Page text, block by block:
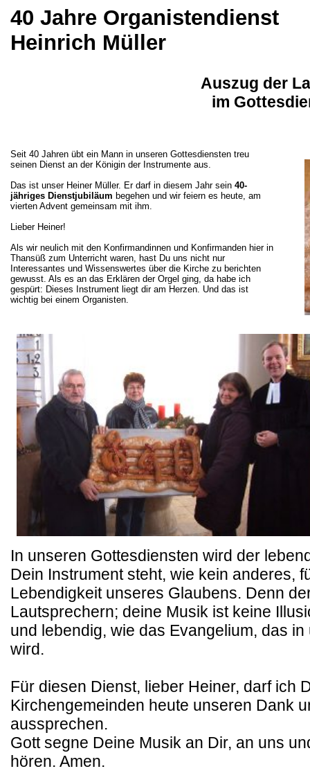
40 Jahre Organistendienst
Heinrich Müller
Auszug der
im
Seit 40 Jahren übt ein Mann in unseren Gottesdiensten treu
seinen Dienst an der Königin der Instrumente aus.
Das ist unser Heiner Müller. Er darf in diesem Jahr sein40-
jähriges Dienstjubiläum begehen und wir feiern es heute, am
vierten Advent gemeinsam mit ihm.
Lieber Heiner!
Als wir neulich mit den Konfirmandinnen und Konfirmanden hier in
Thansüß zum Unterricht waren, hast Du uns nicht nur
Interessantes und Wissenswertes über die Kirche zu berichten
gewusst. Als es an das Erklären der Orgel ging, da habe ich
gespürt: Dieses Instrument liegt dir am Herzen. Und das ist
wichtig bei einem Organisten.
In unseren Gottesdiensten wird der
Dein Instrument steht, wie kein anderes,
Lebendigkeit unseres Glaubens. Denn
Lautsprechern; deine Musik ist keine
und lebendig, wie das Evangelium, das
wird.
Für diesen Dienst, lieber Heiner, darf ich
Kirchengemeinden heute unseren Dank
aussprechen.
Gott segne Deine Musik an Dir, an uns
hören. Amen.